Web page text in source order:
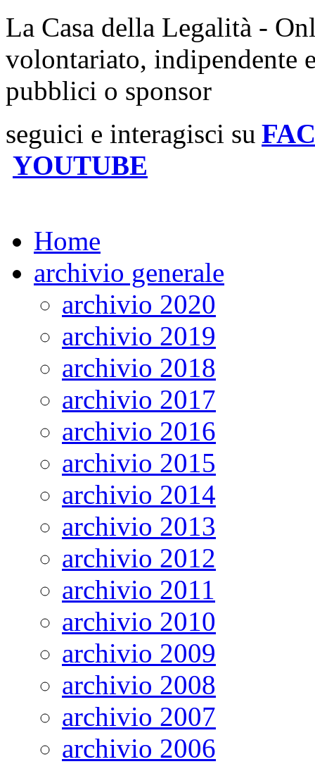
La Casa della Legalità -
volontariato, indipendente
pubblici o sponsor
seguici e interagisci su
YOUTUBE
Home
archivio generale
archivio 2020
archivio 2019
archivio 2018
archivio 2017
archivio 2016
archivio 2015
archivio 2014
archivio 2013
archivio 2012
archivio 2011
archivio 2010
archivio 2009
archivio 2008
archivio 2007
archivio 2006